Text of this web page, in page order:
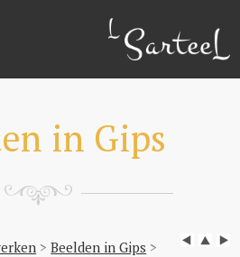
in Gips
>Beelden in Gips >